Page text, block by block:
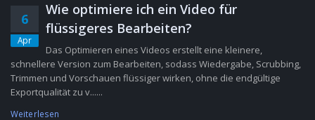
6
Apr
Wie optimiere ich ein Video für
flüssigeres Bearbeiten?
Das Optimieren eines Videos erstellt eine kleinere,
schnellere Version zum Bearbeiten, sodass Wiedergabe, Scrubbing,
Trimmen und Vorschauen flüssiger wirken, ohne die endgültige
Exportqualität zu v......
Weiterlesen